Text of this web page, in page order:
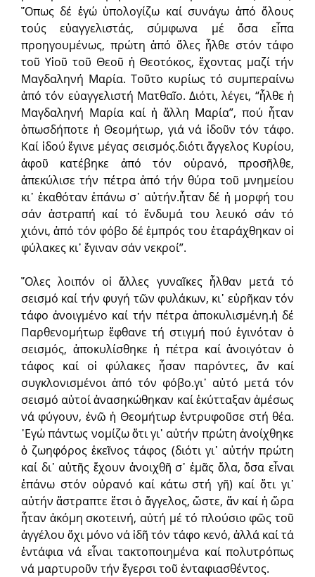
῞Οπως δέ ἐγώ ὑπολογίζω καί συνάγω ἀπό ὅλους
τούς εὐαγγελιστάς, σύμφωνα μέ ὅσα εἶπα
προηγουμένως, πρώτη ἀπό ὅλες ἦλθε στόν τάφο
τοῦ Υἱοῦ τοῦ Θεοῦ ἡ Θεοτόκος, ἔχοντας μαζί τήν
Μαγδαληνή Μαρία. Τοῦτο κυρίως τό συμπεραίνω
ἀπό τόν εὐαγγελιστή Ματθαῖο. Διότι, λέγει, “ἦλθε ἡ
Μαγδαληνή Μαρία καί ἡ ἄλλη Μαρία”, πού ἦταν
ὁπωσδήποτε ἡ Θεομήτωρ, γιά νά ἰδοῦν τόν τάφο.
Καί ἰδού ἔγινε μέγας σεισμός.διότι ἄγγελος Κυρίου,
ἀφοῦ κατέβηκε ἀπό τόν οὐρανό, προσῆλθε,
ἀπεκύλισε τήν πέτρα ἀπό τήν θύρα τοῦ μνημείου
κι᾿ ἐκαθόταν ἐπάνω σ᾿ αὐτήν.ἦταν δέ ἡ μορφή του
σάν ἀστραπή καί τό ἔνδυμά του λευκό σάν τό
χιόνι, ἀπό τόν φόβο δέ ἐμπρός του ἐταράχθηκαν οἱ
φύλακες κι᾿ ἔγιναν σάν νεκροί”.
῞Ολες λοιπόν οἱ ἄλλες γυναῖκες ἦλθαν μετά τό
σεισμό καί τήν φυγή τῶν φυλάκων, κι᾿ εὑρῆκαν τόν
τάφο ἀνοιγμένο καί τήν πέτρα ἀποκυλισμένη.ἡ δέ
Παρθενομήτωρ ἔφθανε τή στιγμή πού ἐγινόταν ὁ
σεισμός, ἀποκυλίσθηκε ἡ πέτρα καί ἀνοιγόταν ὁ
τάφος καί οἱ φύλακες ἦσαν παρόντες, ἄν καί
συγκλονισμένοι ἀπό τόν φόβο.γι᾿ αὐτό μετά τόν
σεισμό αὐτοί ἀνασηκώθηκαν καί ἐκύτταξαν ἀμέσως
νά φύγουν, ἐνῶ ἡ Θεομήτωρ ἐντρυφοῦσε στή θέα.
᾿Εγώ πάντως νομίζω ὅτι γι᾿ αὐτήν πρώτη ἀνοίχθηκε
ὁ ζωηφόρος ἐκεῖνος τάφος (διότι γι᾿ αὐτήν πρώτη
καί δι᾿ αὐτῆς ἔχουν ἀνοιχθῆ σ᾿ ἐμᾶς ὅλα, ὅσα εἶναι
ἐπάνω στόν οὐρανό καί κάτω στή γῆ) καί ὅτι γι᾿
αὐτήν ἄστραπτε ἔτσι ὁ ἄγγελος, ὥστε, ἄν καί ἡ ὥρα
ἦταν ἀκόμη σκοτεινή, αὐτή μέ τό πλούσιο φῶς τοῦ
ἀγγέλου ὄχι μόνο νά ἰδῆ τόν τάφο κενό, ἀλλά καί τά
ἐντάφια νά εἶναι τακτοποιημένα καί πολυτρόπως
νά μαρτυροῦν τήν ἔγερσι τοῦ ἐνταφιασθέντος.